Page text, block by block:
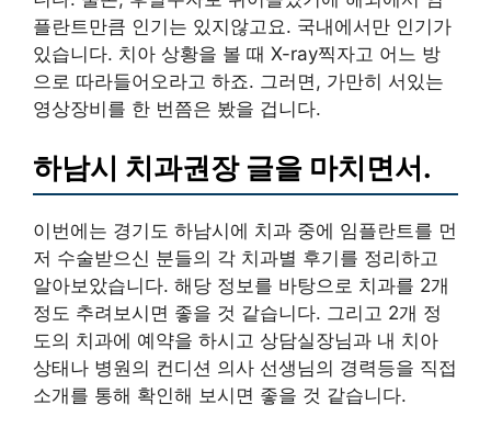
플란트만큼 인기는 있지않고요. 국내에서만 인기가
있습니다. 치아 상황을 볼 때 X-ray찍자고 어느 방
으로 따라들어오라고 하죠. 그러면, 가만히 서있는
영상장비를 한 번쯤은 봤을 겁니다.
하남시 치과권장 글을 마치면서.
이번에는 경기도 하남시에 치과 중에 임플란트를 먼
저 수술받으신 분들의 각 치과별 후기를 정리하고
알아보았습니다. 해당 정보를 바탕으로 치과를 2개
정도 추려보시면 좋을 것 같습니다. 그리고 2개 정
도의 치과에 예약을 하시고 상담실장님과 내 치아
상태나 병원의 컨디션 의사 선생님의 경력등을 직접
소개를 통해 확인해 보시면 좋을 것 같습니다.